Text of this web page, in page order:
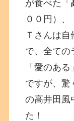
が食べた「
００円）、
Ｔさんは
で、全ての
「愛のあ
ですが、驚
の高井田風
た！